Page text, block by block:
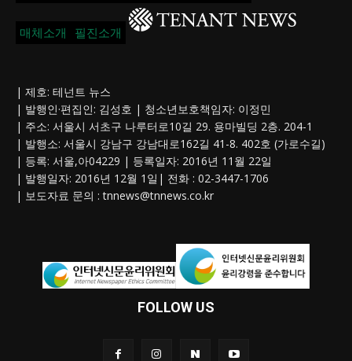
매체소개 필진소개
| 제호: 테넌트 뉴스
| 발행인·편집인: 김성호 | 청소년보호책임자: 이정민
| 주소: 서울시 서초구 나루터로10길 29. 용마빌딩 2층. 204-1
| 발행소: 서울시 강남구 강남대로162길 41-8. 402호 (가로수길)
| 등록: 서울,아04229 | 등록일자: 2016년 11월 22일
| 발행일자: 2016년 12월 1일| 전화 : 02-3447-1706
| 보도자료 문의 :tnnews@tnnews.co.kr
FOLLOW US